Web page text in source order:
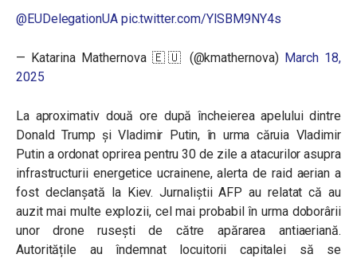
@EUDelegationUA⁩ pic.twitter.com/YISBM9NY4s
— Katarina Mathernova 🇪🇺 (@kmathernova) March 18,
2025
La aproximativ două ore după încheierea apelului dintre
Donald Trump și Vladimir Putin, în urma căruia Vladimir
Putin a ordonat oprirea pentru 30 de zile a atacurilor asupra
infrastructurii energetice ucrainene, alerta de raid aerian a
fost declanșată la Kiev. Jurnaliștii AFP au relatat că au
auzit mai multe explozii, cel mai probabil în urma doborârii
unor drone rusești de către apărarea antiaeriană.
Autoritățile au îndemnat locuitorii capitalei să se